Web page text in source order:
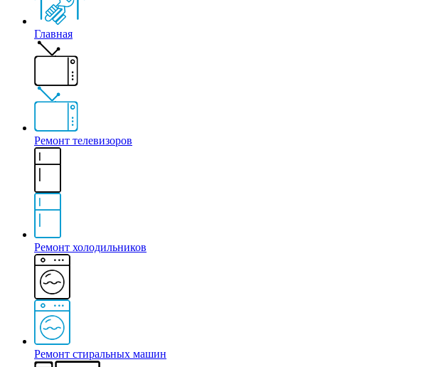
Главная
Ремонт телевизоров
Ремонт холодильников
Ремонт стиральных машин